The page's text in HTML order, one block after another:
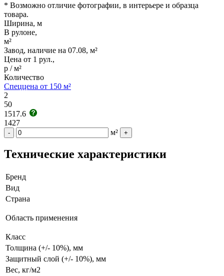
* Возможно отличие фотографии, в интерьере и образца
товара.
Ширина, м
В рулоне,
м²
Завод, наличие на 07.08, м²
Цена от 1 рул.,
р / м²
Количество
Спеццена от 150 м²
2
50
1517.6
1427
- м² +
Технические характеристики
Бренд
Вид
Страна
Область применения
Класс
Толщина (+/- 10%), мм
Защитный слой (+/- 10%), мм
Вес, кг/м2